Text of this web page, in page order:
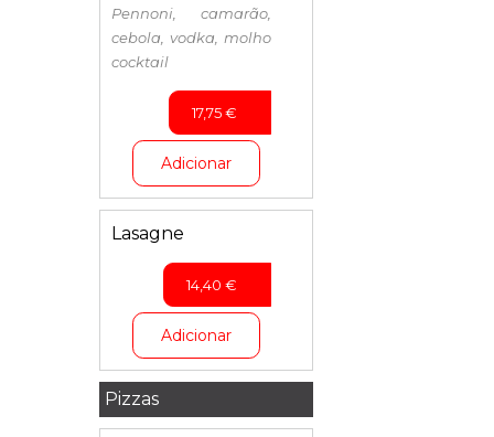
Pennoni, camarão,
cebola, vodka, molho
cocktail
17,75€
Adicionar
Lasagne
14,40 €
Adicionar
Pizzas